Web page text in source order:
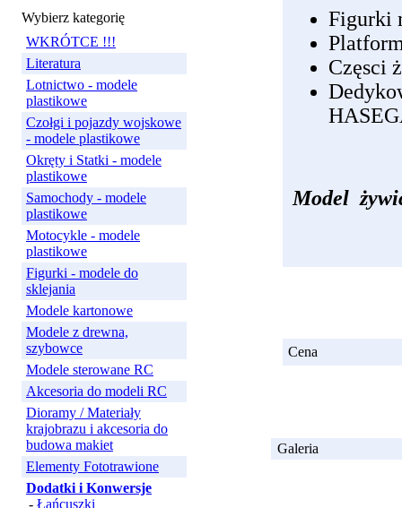
Wybierz kategorię
WKRÓTCE !!!
Literatura
Lotnictwo - modele
plastikowe
Czołgi i pojazdy wojskowe
- modele plastikowe
Okręty i Statki - modele
plastikowe
Samochody - modele
plastikowe
Motocykle - modele
plastikowe
Figurki - modele do
sklejania
Modele kartonowe
Modele z drewna,
szybowce
Modele sterowane RC
Akcesoria do modeli RC
Dioramy / Materiały
krajobrazu i akcesoria do
budowa makiet
Elementy Fototrawione
Dodatki i Konwersje
- Łańcuszki
Figurki
Częsci
Model
Cena
Galeria